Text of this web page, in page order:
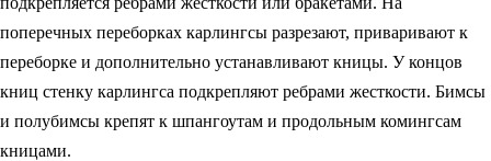
поперечных переборках карлингсы разрезают, приваривают к
переборке и дополнительно устанавливают кницы. У концов
книц стенку карлингса подкрепляют ребрами жесткости. Бимсы
и полубимсы крепят к шпангоутам и продольным комингсам
кницами.